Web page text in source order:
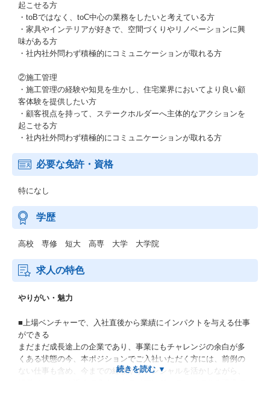
起こせる方
・toBではなく、toC中心の業務をしたいと考えている方
・家具やインテリアが好きで、空間づくりやリノベーションに興
味がある方
・社内社外問わず積極的にコミュニケーションが取れる方
②施工管理
・施工管理の経験や知見を生かし、住宅業界においてより良い顧
客体験を提供したい方
・顧客視点を持って、ステークホルダーへ主体的なアクションを
起こせる方
・社内社外問わず積極的にコミュニケーションが取れる方
必要な免許・資格
特になし
学歴
高校 専修 短大 高専 大学 大学院
求人の特色
やりがい・魅力
■上場ベンチャーで、入社直後から業績にインパクトを与える仕事
ができる
まだまだ成長途上の企業であり、事業にもチャレンジの余白が多
くある状態の今、本ポジションでご入社いただく方には、前例の
ない仕事も含め、今までの経験やポテンシャルを活かしながら、